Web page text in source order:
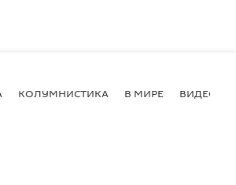
КОЛУМНИСТИКА В МИРЕ ВИДЕО